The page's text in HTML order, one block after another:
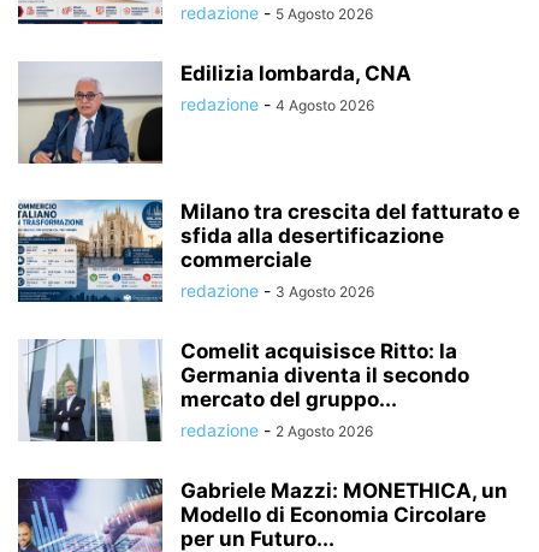
redazione - 5 Agosto 2026
Edilizia lombarda, CNA
redazione - 4 Agosto 2026
Milano tra crescita del fatturato e
sfida alla desertificazione
commerciale
redazione - 3 Agosto 2026
Comelit acquisisce Ritto: la
Germania diventa il secondo
mercato del gruppo...
redazione - 2 Agosto 2026
Gabriele Mazzi: MONETHICA, un
Modello di Economia Circolare
per un Futuro...